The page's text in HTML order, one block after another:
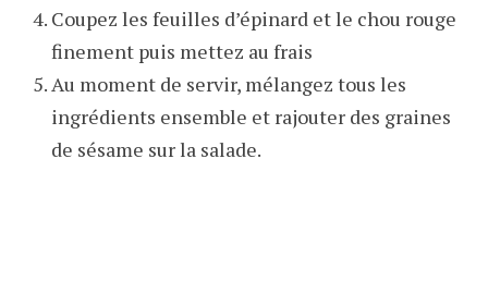
Coupez les feuilles d’épinard et le chou rouge
finement puis mettez au frais
Au moment de servir, mélangez tous les
ingrédients ensemble et rajouter des graines
de sésame sur la salade.